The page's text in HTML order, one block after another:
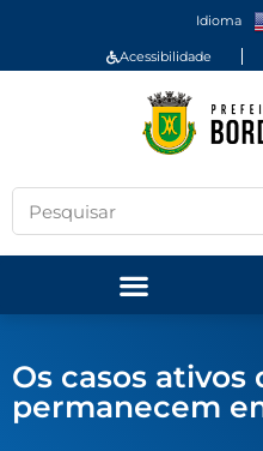
Idioma
Acessibilidade
Os casos ativos
permanecem